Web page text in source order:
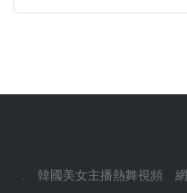
韓國美女主播熱舞視頻